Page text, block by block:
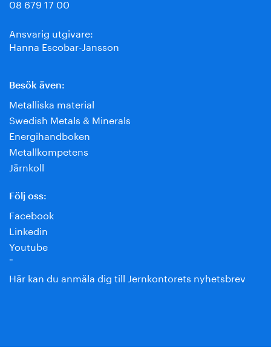
08 679 17 00
Ansvarig utgivare:
Hanna Escobar-Jansson
Besök även:
Metalliska material
Swedish Metals & Minerals
Energihandboken
Metallkompetens
Järnkoll
Följ oss:
Facebook
Linkedin
Youtube
¨
Här kan du anmäla dig till Jernkontorets nyhetsbrev